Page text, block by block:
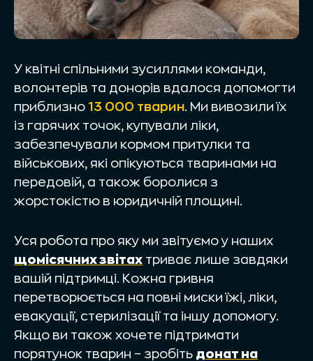
У квітні спільними зусиллями команди,
волонтерів та донорів вдалося допомогти
приблизно 13 000 тварин . Ми вивозили їх
із гарячих точок, купували ліки,
забезпечували кормом притулки та
військових, які опікуються тваринами на
передовій, а також боролися з
жорстокістю в юридичній площині.
Уся робота про яку ми звітуємо у наших
щомісячних звітах триває лише завдяки
вашій підтримці. Кожна гривня
перетворюється на повні миски їжі, ліки,
евакуації, стерилізації та іншу допомогу.
Якщо ви також хочете підтримати
порятунок тварин – зробіть донат на